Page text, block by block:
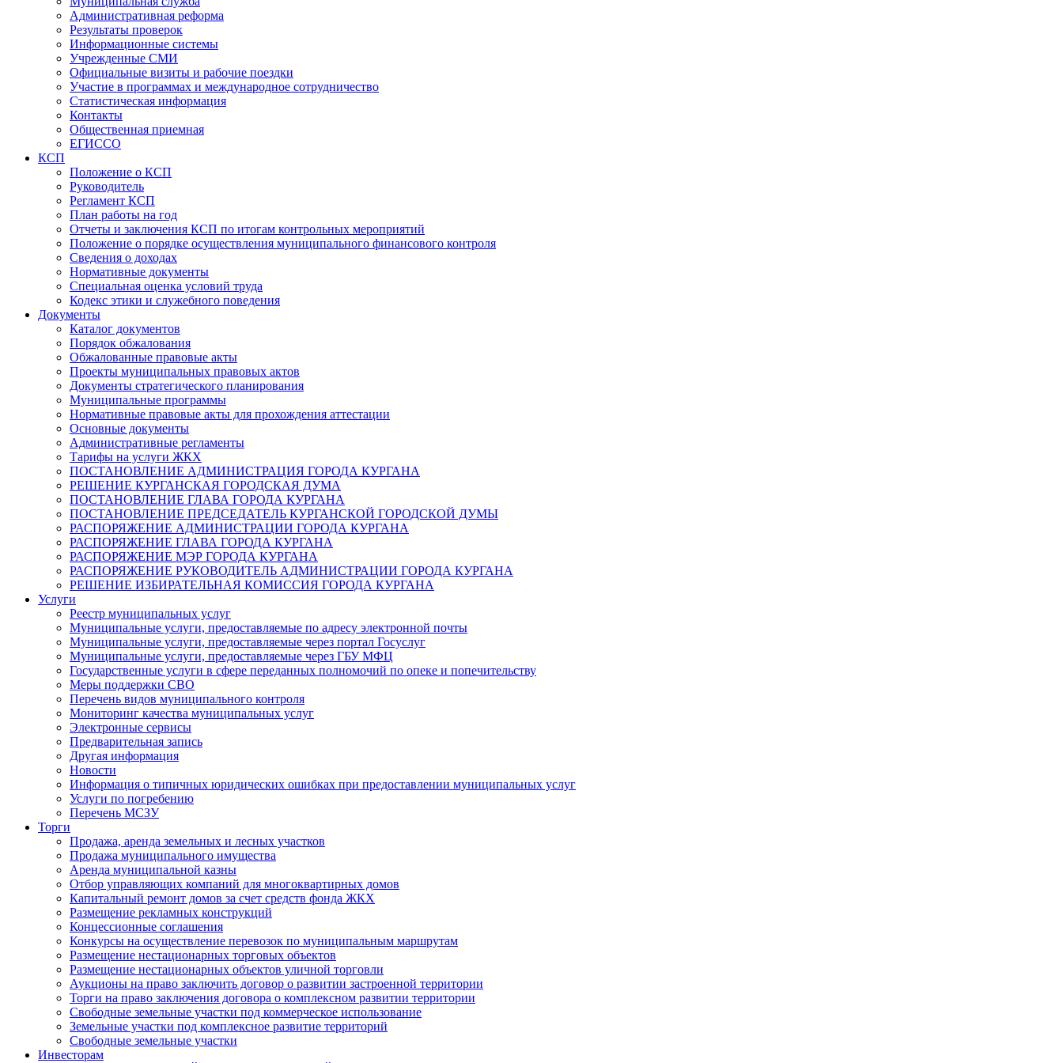
Административная реформа
Результаты проверок
Информационные системы
Учрежденные СМИ
Официальные визиты и рабочие поездки
Участие в программах и международное сотрудничество
Статистическая информация
Контакты
Общественная приемная
ЕГИССО
КСП
Положение о КСП
Руководитель
Регламент КСП
План работы на год
Отчеты и заключения КСП по итогам контрольных мероприятий
Положение о порядке осуществления муниципального финансового контроля
Сведения о доходах
Нормативные документы
Специальная оценка условий труда
Кодекс этики и служебного поведения
Документы
Каталог документов
Порядок обжалования
Обжалованные правовые акты
Проекты муниципальных правовых актов
Документы стратегического планирования
Муниципальные программы
Нормативные правовые акты для прохождения аттестации
Основные документы
Административные регламенты
Тарифы на услуги ЖКХ
ПОСТАНОВЛЕНИЕ АДМИНИСТРАЦИЯ ГОРОДА КУРГАНА
РЕШЕНИЕ КУРГАНСКАЯ ГОРОДСКАЯ ДУМА
ПОСТАНОВЛЕНИЕ ГЛАВА ГОРОДА КУРГАНА
ПОСТАНОВЛЕНИЕ ПРЕДСЕДАТЕЛЬ КУРГАНСКОЙ ГОРОДСКОЙ ДУМЫ
РАСПОРЯЖЕНИЕ АДМИНИСТРАЦИИ ГОРОДА КУРГАНА
РАСПОРЯЖЕНИЕ ГЛАВА ГОРОДА КУРГАНА
РАСПОРЯЖЕНИЕ МЭР ГОРОДА КУРГАНА
РАСПОРЯЖЕНИЕ РУКОВОДИТЕЛЬ АДМИНИСТРАЦИИ ГОРОДА КУРГАНА
РЕШЕНИЕ ИЗБИРАТЕЛЬНАЯ КОМИССИЯ ГОРОДА КУРГАНА
Услуги
Реестр муниципальных услуг
Муниципальные услуги, предоставляемые по адресу электронной почты
Муниципальные услуги, предоставляемые через портал Госуслуг
Муниципальные услуги, предоставляемые через ГБУ МФЦ
Государственные услуги в сфере переданных полномочий по опеке и попечительству
Меры поддержки СВО
Перечень видов муниципального контроля
Мониторинг качества муниципальных услуг
Электронные сервисы
Предварительная запись
Другая информация
Новости
Информация о типичных юридических ошибках при предоставлении муниципальных услуг
Услуги по погребению
Перечень МСЗУ
Торги
Продажа, аренда земельных и лесных участков
Продажа муниципального имущества
Аренда муниципальной казны
Отбор управляющих компаний для многоквартирных домов
Капитальный ремонт домов за счет средств фонда ЖКХ
Размещение рекламных конструкций
Концессионные соглашения
Конкурсы на осуществление перевозок по муниципальным маршрутам
Размещение нестационарных торговых объектов
Размещение нестационарных объектов уличной торговли
Аукционы на право заключить договор о развитии застроенной территории
Торги на право заключения договора о комплексном развитии территории
Свободные земельные участки под коммерческое использование
Земельные участки под комплексное развитие территорий
Свободные земельные участки
Инвесторам